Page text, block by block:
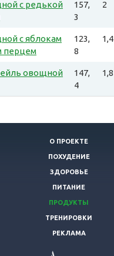
с редькой
157,
3
2
с яблокам
перцем
123,
8
1,4
овощной
147,
4
1,8
О ПРОЕКТЕ
ПОХУДЕНИЕ
ЗДОРОВЬЕ
ПИТАНИЕ
ПРОДУКТЫ
ТРЕНИРОВКИ
РЕКЛАМА